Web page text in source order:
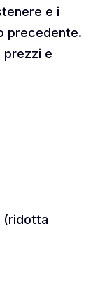
e i
precedente.
prezzi e
(ridotta